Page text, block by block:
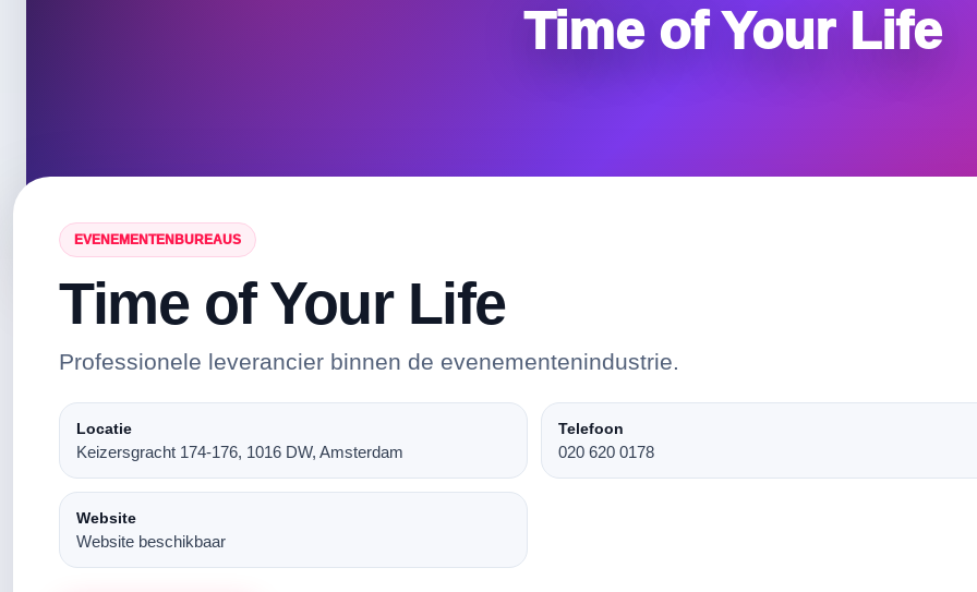
Time of Your Life
EVENEMENTENBUREAUS
Time of Your Life
Professionele leverancier binnen de evenementenindustrie.
Locatie
Keizersgracht 174-176, 1016 DW, Amsterdam
Telefoon
020 620 0178
Website
Website beschikbaar